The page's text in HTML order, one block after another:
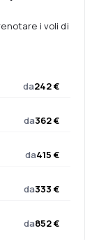
i voli di
da242 €
da362 €
da415 €
da333 €
da852 €